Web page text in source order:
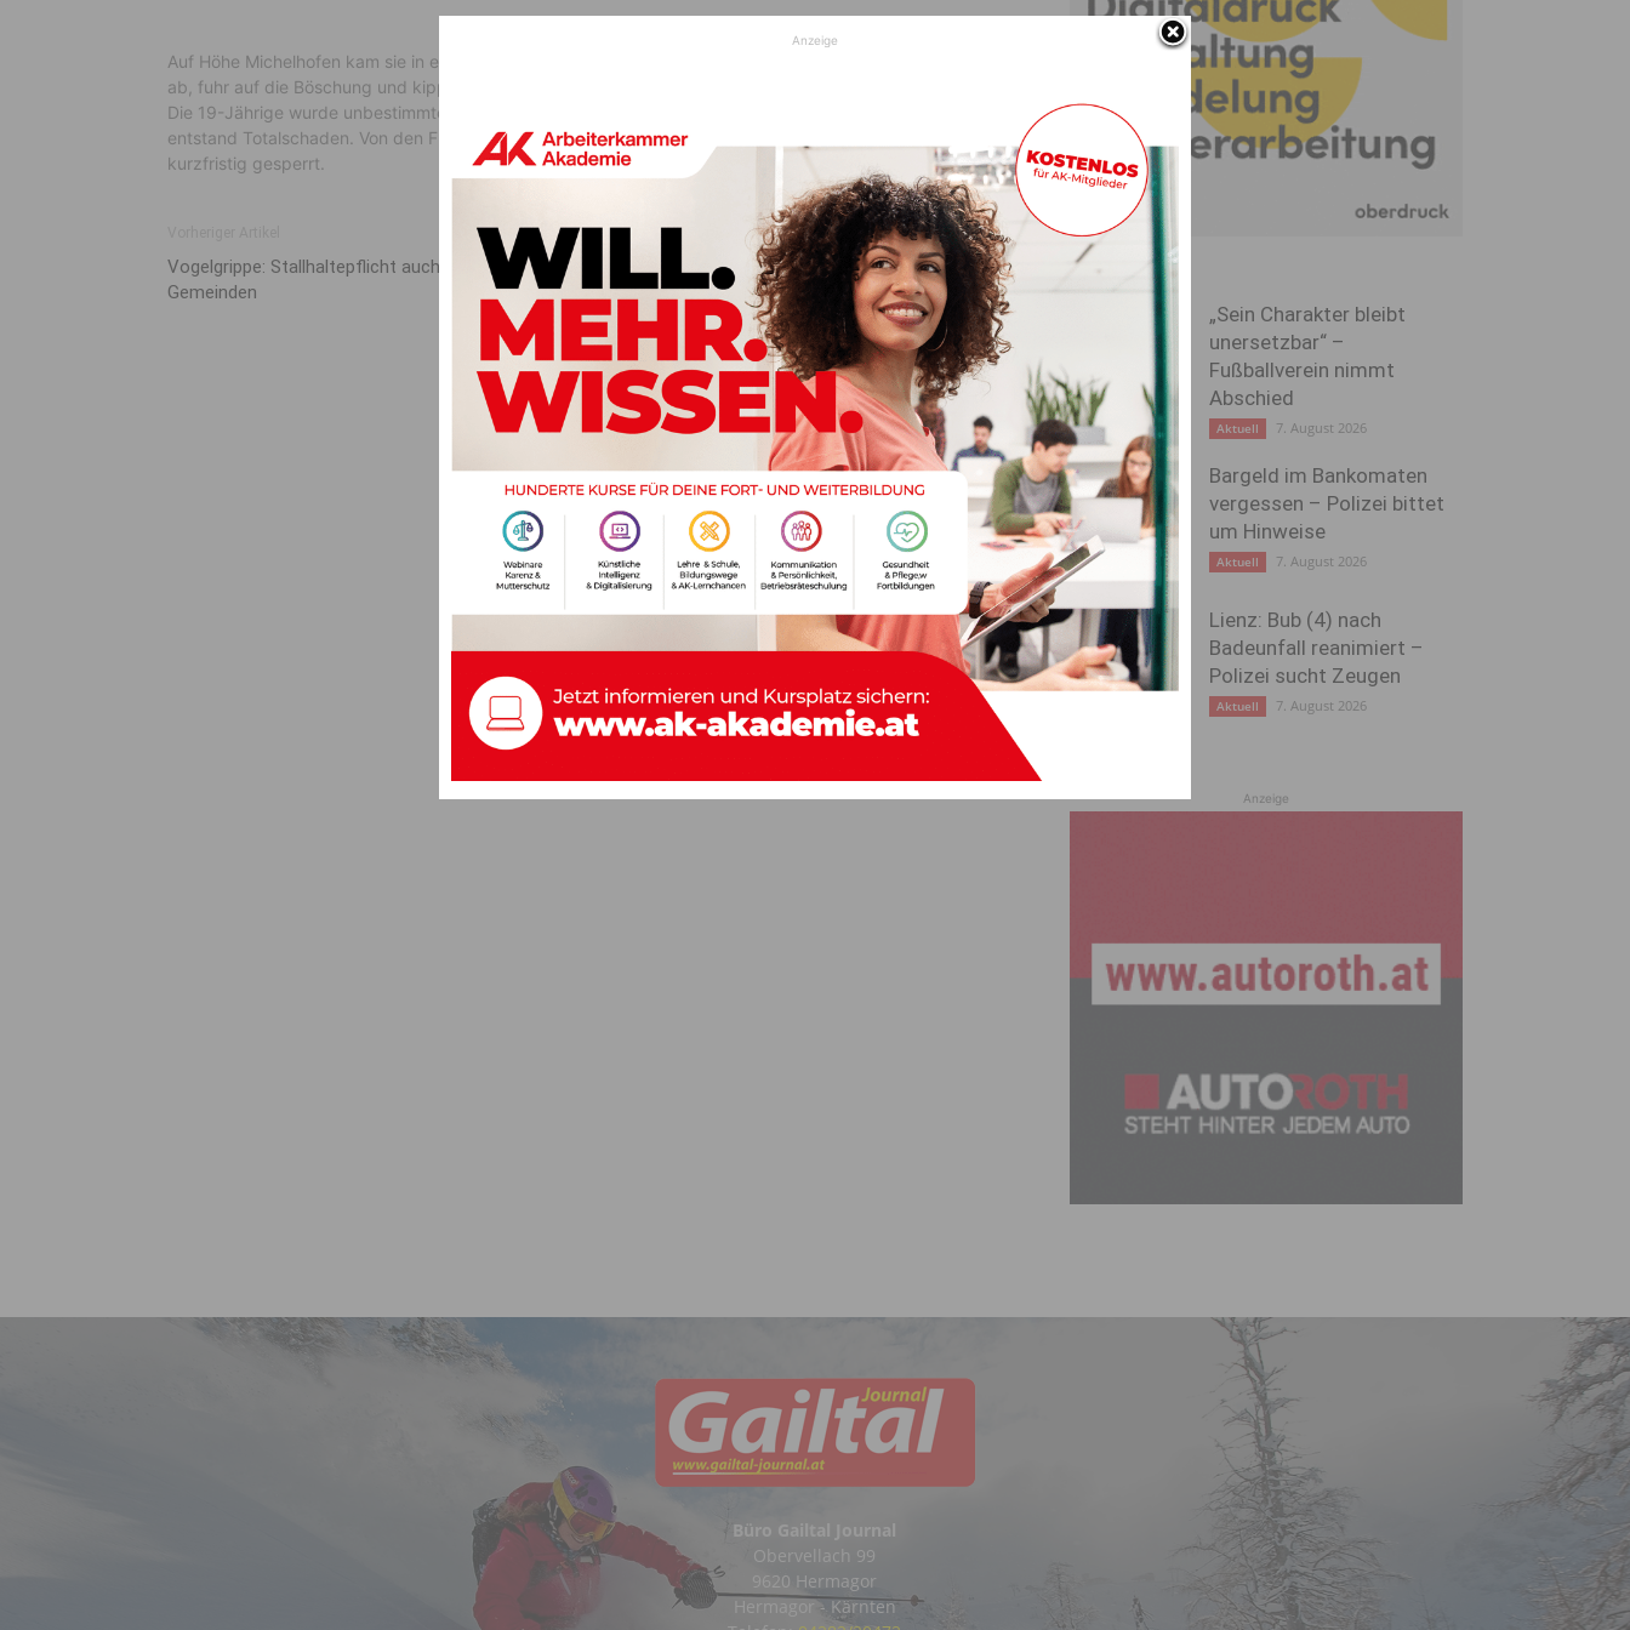
Auf Höhe Michelhofen kam sie in einer Linkskurve auf der mit Schneematsch bedeckten Fahrbahn rechts
ab, fuhr auf die Böschung und kippte mit dem PKW nach links auf ein Verkehrsschild.
Die 19-Jährige wurde unbestimmten Grades verletzt in das LKH Villach eingeliefert. An ihrem PKW
entstand Totalschaden. Von den FF Nötsch und St. Paul wurde der PKW geborgen. Die B 111 war
kurzfristig gesperrt.
Vogelgrippe: Stallhaltepflicht auch in 64 Kärntner
Gemeinden
Nächster Artikel
Land weitet Impfangebot massiv aus
„Sein Charakter bleibt
unersetzbar“ –
Fußballverein nimmt
Abschied
Aktuell 7. August 2026
Bargeld im Bankomaten
vergessen – Polizei bittet
um Hinweise
Aktuell 7. August 2026
Lienz: Bub (4) nach
Badeunfall reanimiert –
Polizei sucht Zeugen
Aktuell 7. August 2026
Anzeige
Büro Gailtal Journal
Obervellach 99
9620 Hermagor
Hermagor - Kärnten
Anzeige